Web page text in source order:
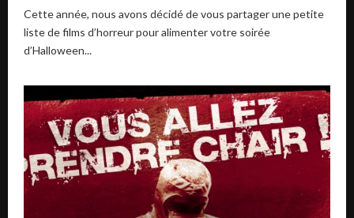
Cette année, nous avons décidé de vous partager une petite
liste de films d’horreur pour alimenter votre soirée
d’Halloween...